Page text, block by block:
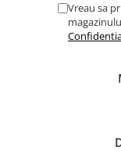
Vreau sa